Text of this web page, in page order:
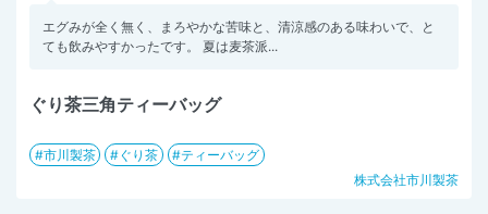
エグみが全く無く、まろやかな苦味と、清涼感のある味わいで、と
ても飲みやすかったです。 夏は麦茶派...
ぐり茶三角ティーバッグ
市川製茶 ぐり茶
ティーバッグ
株式会社市川製茶